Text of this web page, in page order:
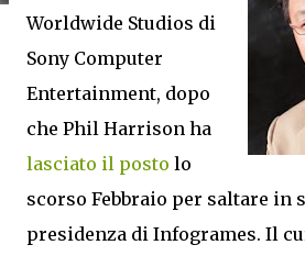
Worldwide Studios di
Sony Computer
Entertainment, dopo
che Phil Harrison ha
lasciato il posto lo
scorso Febbraio per saltare in
presidenza di Infogrames. Il